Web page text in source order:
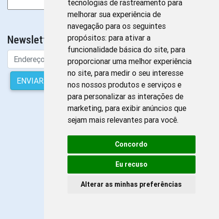
tecnologias de rastreamento para
melhorar sua experiência de
navegação para os seguintes
propósitos: para ativar a
funcionalidade básica do site, para
proporcionar uma melhor experiência
no site, para medir o seu interesse
nos nossos produtos e serviços e
para personalizar as interações de
marketing, para exibir anúncios que
sejam mais relevantes para você.
Concordo
Eu recuso
Alterar as minhas preferências
por:
Sem Banners para exibir
Newsletter da Enfermagem
ENVIAR